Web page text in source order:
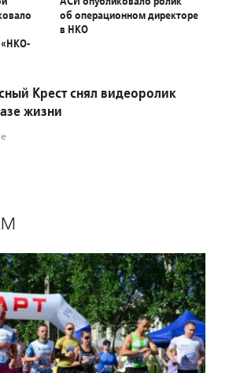
«НКО-
об операционном директоре
в НКО
Крест снял видеоролик
жизни